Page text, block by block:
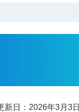
新日：2026年3月3日